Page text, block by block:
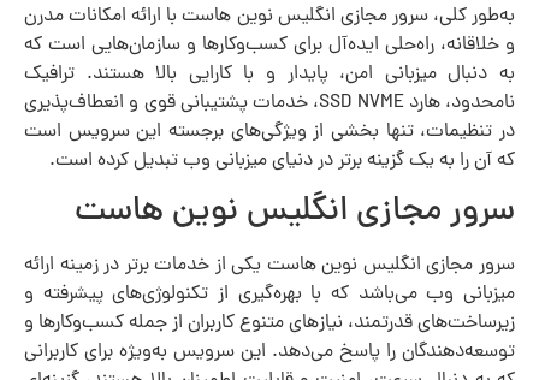
به‌طور کلی، سرور مجازی انگلیس نوین هاست با ارائه امکانات مدرن
و خلاقانه، راه‌حلی ایده‌آل برای کسب‌وکارها و سازمان‌هایی است که
به دنبال میزبانی امن، پایدار و با کارایی بالا هستند. ترافیک
نامحدود، هارد SSD NVME، خدمات پشتیبانی قوی و انعطاف‌پذیری
در تنظیمات، تنها بخشی از ویژگی‌های برجسته این سرویس است
که آن را به یک گزینه برتر در دنیای میزبانی وب تبدیل کرده است.
سرور مجازی انگلیس نوین هاست
سرور مجازی انگلیس نوین هاست یکی از خدمات برتر در زمینه ارائه
میزبانی وب می‌باشد که با بهره‌گیری از تکنولوژی‌های پیشرفته و
زیرساخت‌های قدرتمند، نیازهای متنوع کاربران از جمله کسب‌وکارها و
توسعه‌دهندگان را پاسخ می‌دهد. این سرویس به‌ویژه برای کاربرانی